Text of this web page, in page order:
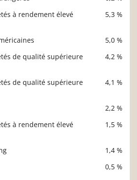
à rendement élevé
5,3 %
5,0 %
de qualité supérieure
4,2 %
de qualité supérieure
4,1 %
2,2 %
à rendement élevé
1,5 %
1,4 %
0,5 %